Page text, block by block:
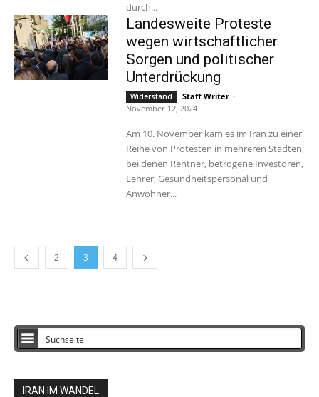
durch...
Landesweite Proteste
wegen wirtschaftlicher
Sorgen und politischer
Unterdrückung
Widerstand Staff Writer -
November 12, 2024
Am 10. November kam es im Iran zu einer
Reihe von Protesten in mehreren Städten,
bei denen Rentner, betrogene Investoren,
Lehrer, Gesundheitspersonal und
Anwohner...
2 3 4
IRAN IM WANDEL